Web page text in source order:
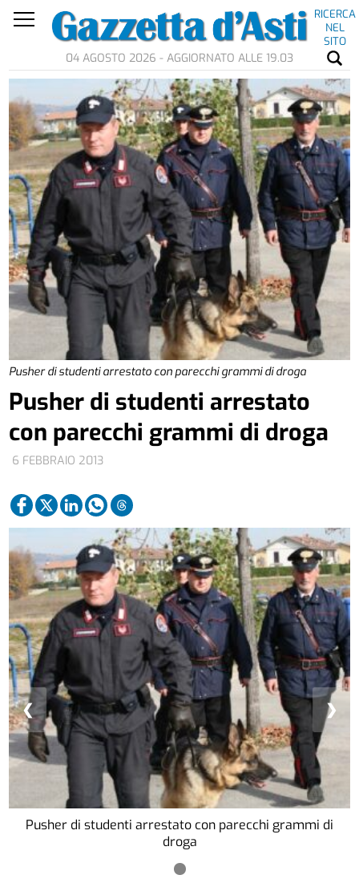
RICERCA
NEL
SITO
04 AGOSTO 2026 - AGGIORNATO ALLE 19.03
Pusher di studenti arrestato con parecchi grammi di droga
6 FEBBRAIO 2013
Pusher di studenti arrestato
con parecchi grammi di droga
Pusher di studenti arrestato con parecchi grammi di
droga
❮ ❯